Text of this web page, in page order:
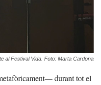
al Festival Vida. Foto: Marta Cardona
durant tot el